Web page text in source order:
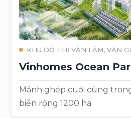
KHU ĐÔ THỊ VĂN LÂM, VĂN
Vinhomes Ocean
Mảnh ghép cuối cùng
biển rộng 1200 ha